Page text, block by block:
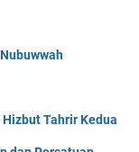
Tahrir Kedua